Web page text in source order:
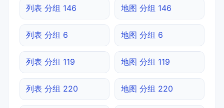
列表 分组 146 地图 分组 146
列表 分组 6 地图 分组 6
列表 分组 119 地图 分组 119
列表 分组 220 地图 分组 220